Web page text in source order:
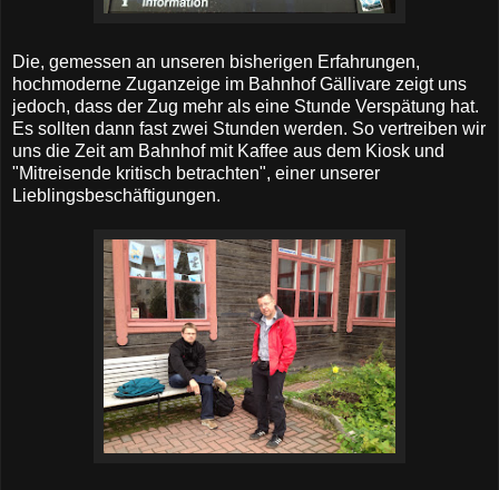
Die, gemessen an unseren bisherigen Erfahrungen,
hochmoderne Zuganzeige im Bahnhof Gällivare zeigt uns
jedoch, dass der Zug mehr als eine Stunde Verspätung hat.
Es sollten dann fast zwei Stunden werden. So vertreiben wir
uns die Zeit am Bahnhof mit Kaffee aus dem Kiosk und
"Mitreisende kritisch betrachten", einer unserer
Lieblingsbeschäftigungen.